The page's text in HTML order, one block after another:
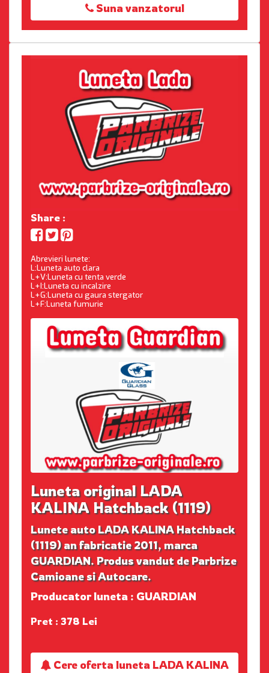
Suna vanzatorul
Share :
Abrevieri lunete:
L:Luneta auto clara
L+V:Luneta cu tenta verde
L+I:Luneta cu incalzire
L+G:Luneta cu gaura stergator
L+F:Luneta fumurie
Luneta original LADA
KALINA Hatchback (1119)
Lunete auto LADA KALINA Hatchback
(1119) an fabricatie 2011, marca
GUARDIAN. Produs vandut de Parbrize
Camioane si Autocare.
Producator luneta : GUARDIAN
Pret : 378 Lei
Cere oferta luneta LADA KALINA